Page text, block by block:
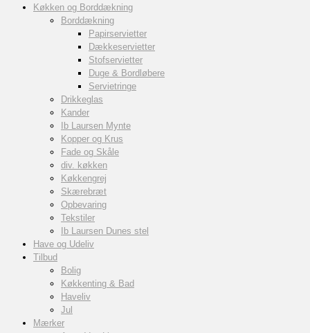
Køkken og Borddækning
Borddækning
Papirservietter
Dækkeservietter
Stofservietter
Duge & Bordløbere
Servietringe
Drikkeglas
Kander
Ib Laursen Mynte
Kopper og Krus
Fade og Skåle
div. køkken
Køkkengrej
Skærebræt
Opbevaring
Tekstiler
Ib Laursen Dunes stel
Have og Udeliv
Tilbud
Bolig
Køkkenting & Bad
Haveliv
Jul
Mærker